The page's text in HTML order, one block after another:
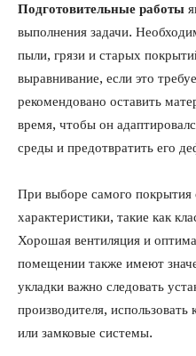
Подготовительные работы
выполнения задачи.
пыли, грязи и старых
выравнивание, если это
рекомендовано оставить
время, чтобы он
среды и предотвратить его
При выборе самого покрытия
характеристики, такие как
Хорошая вентиляция и
помещении также имеют
укладки важно следовать
производителя, использовать
или замковые системы.